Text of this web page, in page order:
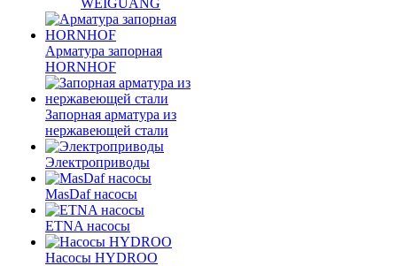
WEIGUANG
Арматура запорная
HORNHOF
Запорная арматура из
нержавеющей стали
Электроприводы
MasDaf насосы
ETNA насосы
Насосы HYDROO